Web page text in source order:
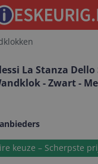
La Stanza Dello
- Zwart -
keuze – Scherpste